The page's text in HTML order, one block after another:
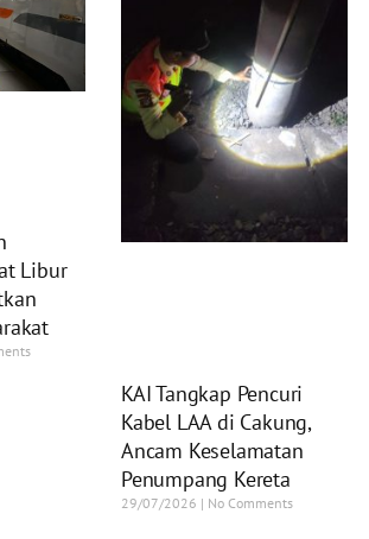
Libur
KAI Tangkap Pencuri
Kabel LAA di Cakung,
Ancam Keselamatan
Penumpang Kereta
29/07/2026 No Comments